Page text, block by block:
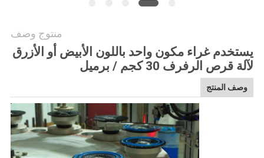
منتوج وصف
يستخدم غراء مكون واحد باللون الأبيض أو الأزرق
لآلة قرص الرفرف 30 كجم / برميل
وصف المنتج